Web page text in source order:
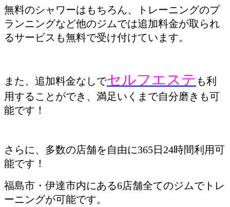
無料のシャワーはもちろん、トレーニングのプ
ランニングなど他のジムでは追加料金が取られ
るサービスも無料で受け付けています。
また、追加料金なしでセルフエステ も利
用することができ、満足いくまで自分磨きも可
能です！
さらに、多数の店舗を自由に365日24時間利用可
能です！
福島市・伊達市内にある6店舗全てのジムでトレ
ーニングが可能です。